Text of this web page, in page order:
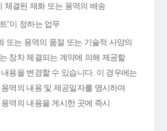
체결된 재화 또는 용역의 배송
”이 정하는 업무
또는 용역의 품절 또는 기술적 사양의
장차 체결되는 계약에 의해 제공할
용을 변경할 수 있습니다. 이 경우에는
역의 내용 및 제공일자를 명시하여
역의 내용을 게시한 곳에 즉시